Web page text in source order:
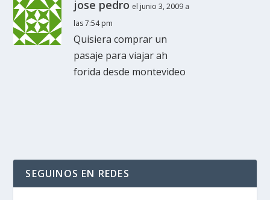
jose pedro el junio 3, 2009 a
las 7:54 pm
Quisiera comprar un
pasaje para viajar ah
forida desde montevideo
SEGUINOS EN REDES